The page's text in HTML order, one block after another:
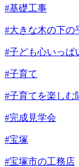
#基礎工事
#大きな木の下の
#子ども心いっぱ
#子育て
#子育てを楽しむ
#完成見学会
#宝塚
#宝塚市の工務店